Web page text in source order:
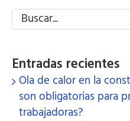
Buscar:
Entradas recientes
Ola de calor en la
son obligatorias para
trabajadoras?